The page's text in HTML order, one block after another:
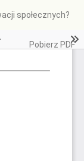
społecznych?
Pobierz
Pobierz PDF